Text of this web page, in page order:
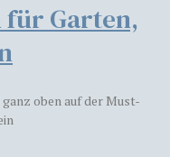
für Garten,
oben auf der Must-